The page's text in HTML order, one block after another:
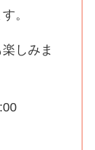
。
しみま